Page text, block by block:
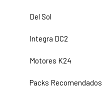
Del Sol
Integra DC2
Motores K24
Packs Recomendados